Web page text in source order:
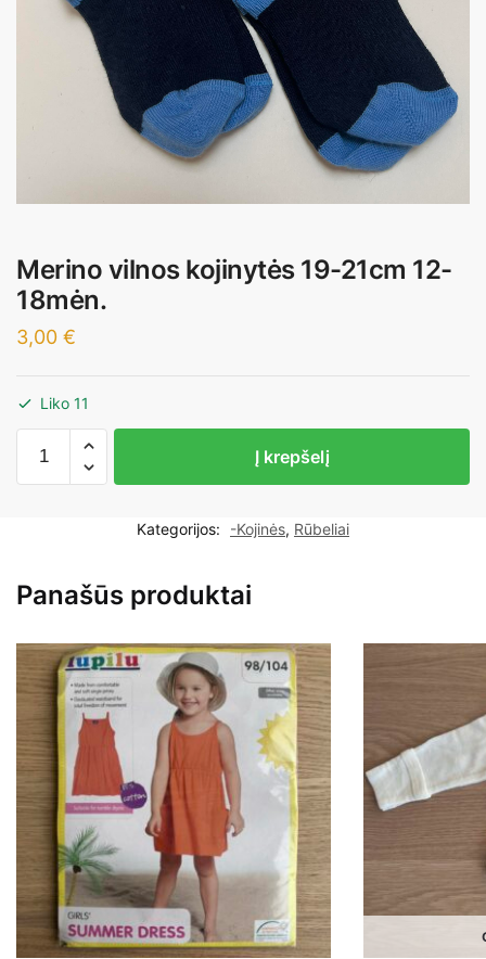
Merino vilnos kojinytės 19-21cm 12-
18mėn.
3,00 €
Liko 11
kiekis:
21cm
18mėn.
Į krepšelį
Kategorijos: -Kojinės, Rūbeliai
Panašūs produktai